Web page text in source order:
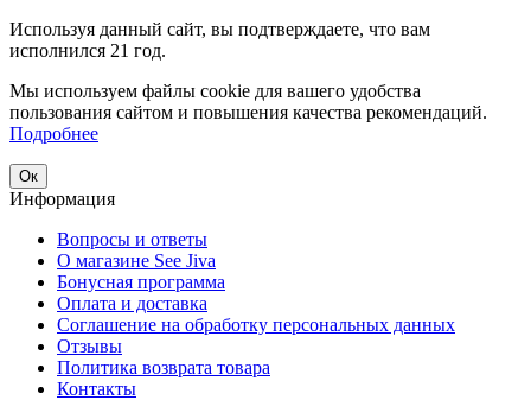
Используя данный сайт, вы подтверждаете, что вам
исполнился 21 год.
Мы используем файлы cookie для вашего удобства
пользования сайтом и повышения качества рекомендаций.
Подробнее
Ок
Информация
Вопросы и ответы
О магазине See Jiva
Бонусная программа
Оплата и доставка
Соглашение на обработку персональных данных
Отзывы
Политика возврата товара
Контакты